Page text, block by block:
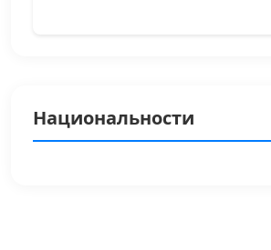
Национальности